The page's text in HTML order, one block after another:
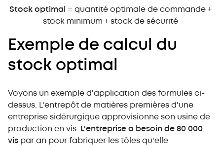
Stock optimal = quantité optimale de commande +
stock minimum + stock de sécurité
Exemple de calcul du
stock optimal
Voyons un exemple d'application des formules ci-
dessus. L'entrepôt de matières premières d'une
entreprise sidérurgique approvisionne son usine de
production en vis.
L'entreprise a besoin de 80 000
vis par an pour fabriquer les tôles qu'elle